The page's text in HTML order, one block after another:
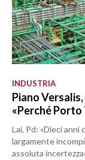
INDUSTRIA
Piano
«Perché
Lai, Pd: «Dieci
largamente
assoluta